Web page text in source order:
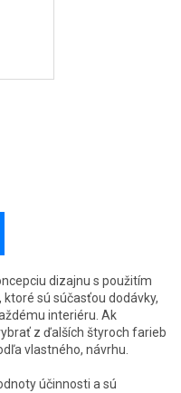
dizajnu s použitím
sú súčasťou dodávky,
interiéru. Ak
z ďalších štyroch farieb
vlastného, návrhu.
účinnosti a sú